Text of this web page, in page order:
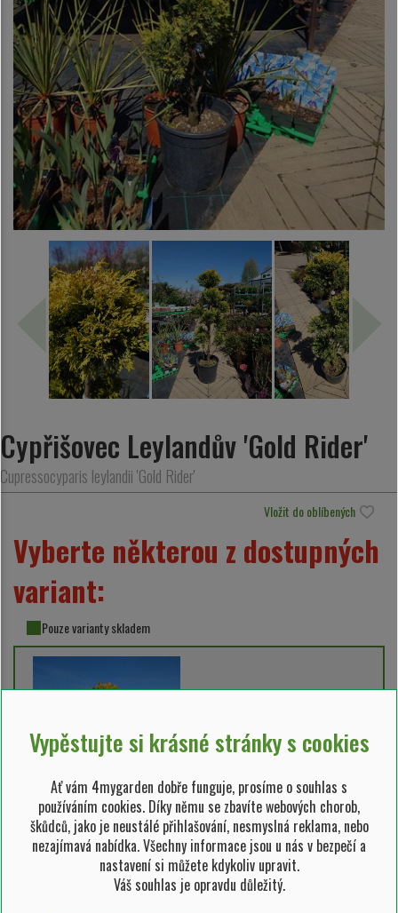
Cypřišovec Leylandův 'Gold Rider'
Cupressocyparis leylandii 'Gold Rider'
Vložit do oblíbených
Vyberte některou z dostupných
variant:
Pouze varianty skladem
rostlina v květináči 18 l
výška rostliny 120-140 cm
Vypěstujte si krásné stránky s cookies
Ať vám 4mygarden dobře funguje, prosíme o souhlas s
používáním cookies. Díky němu se zbavíte webových chorob,
škůdců, jako je neustálé přihlašování, nesmyslná reklama, nebo
nezajímavá nabídka. Všechny informace jsou u nás v bezpečí a
nastavení si můžete kdykoliv upravit.
Váš souhlas je opravdu důležitý.